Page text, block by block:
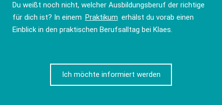
Du weißt noch nicht, welcher Ausbildungsberuf der richtige
für dich ist? In einem Praktikum erhälst du vorab einen
Einblick in den praktischen Berufsalltag bei Klaes.
Ich möchte informiert werden